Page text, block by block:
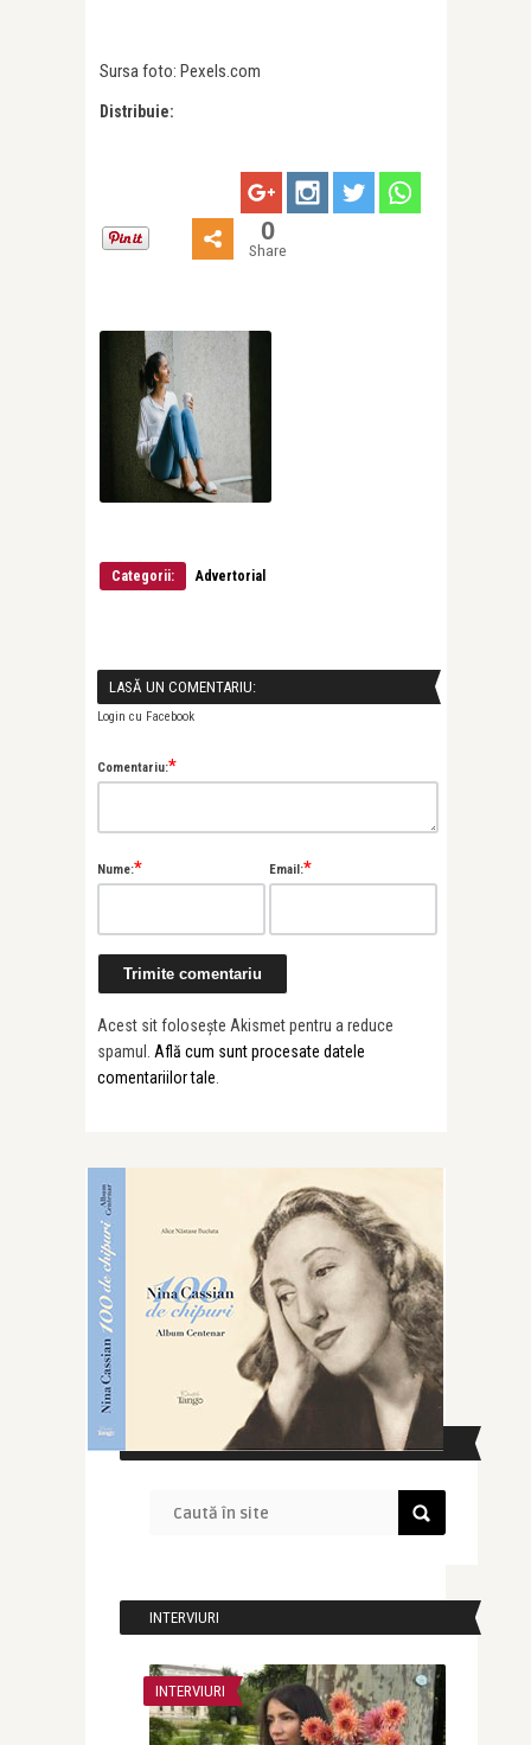
Sursa foto: Pexels.com
Distribuie:
0
Share
Categorii: Advertorial
LASĂ UN COMENTARIU:
Login cu Facebook
Comentariu:*
Nume:* Email:*
Acest sit folosește Akismet pentru a reduce
spamul. Află cum sunt procesate datele
comentariilor tale
CAUTĂ ÎN SITE
INTERVIURI
INTERVIURI